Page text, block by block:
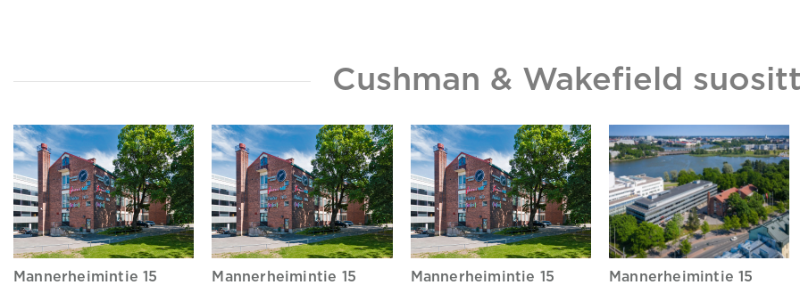
Cushman & Wakefield
Mannerheimintie 15 Mannerheimintie 15 Mannerheimintie 15 Mannerheimintie 15